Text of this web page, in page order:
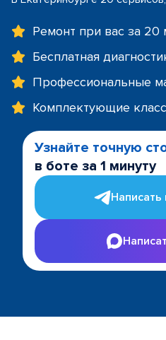
Ремонт при вас за 20
Бесплатная
Профессиональные
Комплектующие
Узнайте точную
в боте за 1 минуту
Написать